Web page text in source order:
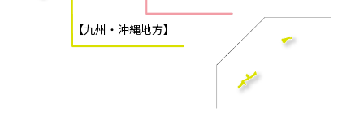
【九州・沖縄地方】